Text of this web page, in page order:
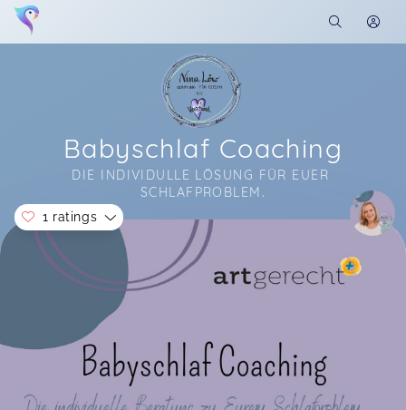
Babyschlaf Coaching
DIE INDIVIDULLE LÖSUNG FÜR EUER
SCHLAFPROBLEM.
Soon you will learn more about me here...
1 ratings
Eine sehr kompetente und hilfreiche Beratung,
vielen Dank für die Unterstützung!